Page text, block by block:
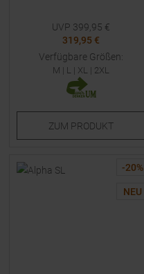
UVP 399,95 €
319,95 €
Verfügbare Größen:
M | L | XL | 2XL
ZUM PRODUKT
-20%
NEU